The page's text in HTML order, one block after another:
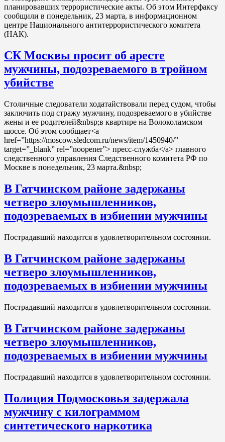
планировавших террористические акты. Об этом Интерфаксу
сообщили в понедельник, 23 марта, в информационном
центре Национального антитеррористического комитета
(НАК).
СК Москвы просит об аресте
мужчины, подозреваемого в тройном
убийстве
Столичные следователи ходатайствовали перед судом, чтобы
заключить под стражу мужчину, подозреваемого в убийстве
жены и ее родителей&nbsp;в квартире на Волоколамском
шоссе. Об этом сообщает<a
href=”https://moscow.sledcom.ru/news/item/1450940/”
target=”_blank” rel=”noopener”> пресс-служба</a> главного
следственного управления Следственного комитета РФ по
Москве в понедельник, 23 марта.&nbsp;
В Гатчинском районе задержаны
четверо злоумышленников,
подозреваемых в избиении мужчины
Пострадавший находится в удовлетворительном состоянии.
В Гатчинском районе задержаны
четверо злоумышленников,
подозреваемых в избиении мужчины
Пострадавший находится в удовлетворительном состоянии.
В Гатчинском районе задержаны
четверо злоумышленников,
подозреваемых в избиении мужчины
Пострадавший находится в удовлетворительном состоянии.
Полиция Подмосковья задержала
мужчину с килограммом
синтетического наркотика